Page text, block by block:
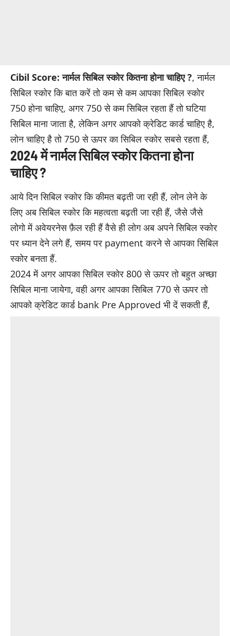
Cibil Score: नार्मल सिबिल स्कोर कितना होना चाहिए ?, नार्मल
सिबिल स्कोर कि बात करें तो कम से कम आपका सिबिल स्कोर
750 होना चाहिए, अगर 750 से कम सिबिल रहता हैं तो घटिया
सिबिल माना जाता है, लेकिन अगर आपको क्रेडिट कार्ड चाहिए है,
लोन चाहिए है तो 750 से ऊपर का सिबिल स्कोर सबसे रहता हैं,
2024 में नार्मल सिबिल स्कोर कितना होना
चाहिए ?
आये दिन सिबिल स्कोर कि कीमत बढ़ती जा रही हैं, लोन लेने के
लिए अब सिबिल स्कोर कि महत्वता बढ़ती जा रही हैं, जैसे जैसे
लोगो में अवेयरनेस फ़ैल रही हैं वैसे ही लोग अब अपने सिबिल स्कोर
पर ध्यान देने लगे हैं, समय पर paymentकरने से आपका सिबिल
स्कोर बनता हैं.
2024 में अगर आपका सिबिल स्कोर 800 से ऊपर तो बहुत अच्छा
सिबिल माना जायेगा, वही अगर आपका सिबिल 770 से ऊपर तो
आपको क्रेडिट कार्ड bank Pre Approved भी दें सकती हैं,